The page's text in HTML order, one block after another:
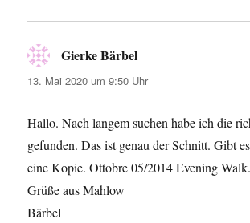
Gierke Bärbel
13. Mai 2020 um 9:50 Uhr
Hallo. Nach langem suchen habe ich die
gefunden. Das ist genau der Schnitt. Gibt
eine Kopie. Ottobre 05/2014 Evening
Grüße aus Mahlow
Bärbel